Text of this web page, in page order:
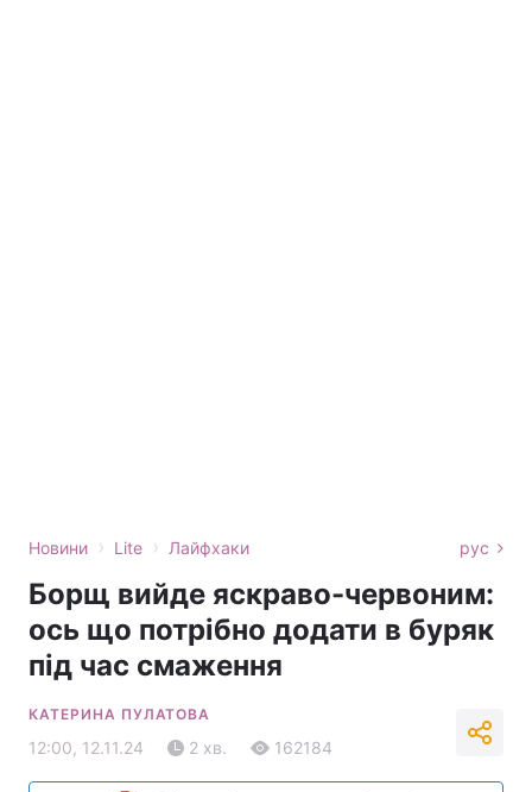
Новини › Lite › Лайфхаки рус
Борщ вийде яскраво-червоним:
ось що потрібно додати в буряк
під час смаження
КАТЕРИНА ПУЛАТОВА
12:00, 12.11.24 2 хв. 162184